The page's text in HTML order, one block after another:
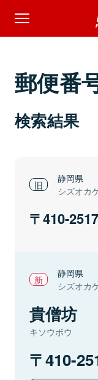
郵便番
検索結果
静岡県
シズオカ
410-2517
静岡県
シズオカ
貴僧坊
キソウボウ
410-